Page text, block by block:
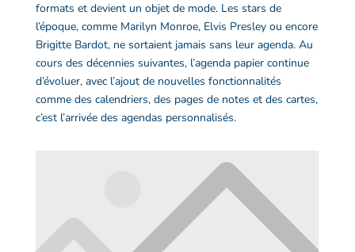
formats et devient un objet de mode. Les stars de
l’époque, comme Marilyn Monroe, Elvis Presley ou encore
Brigitte Bardot, ne sortaient jamais sans leur agenda. Au
cours des décennies suivantes, l’agenda papiercontinue
d’évoluer, avec l’ajout de nouvelles fonctionnalités
comme des calendriers, des pages de notes et des cartes,
c’est l’arrivée des agendas personnalisés.